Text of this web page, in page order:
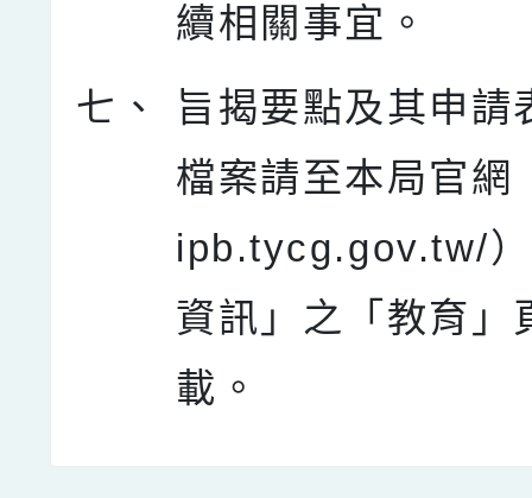
續相關事宜。
七、
旨揭要點及其申請
檔案請至本局官
ipb.tycg.gov.tw/
資訊」之「教育」
載。